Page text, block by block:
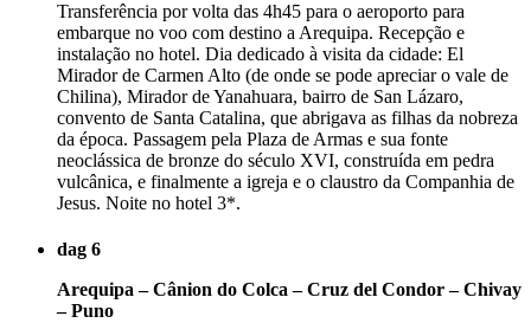
Transferência por volta das 4h45 para o aeroporto para
embarque no voo com destino a Arequipa. Recepção e
instalação no hotel. Dia dedicado à visita da cidade: El
Mirador de Carmen Alto (de onde se pode apreciar o vale de
Chilina), Mirador de Yanahuara, bairro de San Lázaro,
convento de Santa Catalina, que abrigava as filhas da nobreza
da época. Passagem pela Plaza de Armas e sua fonte
neoclássica de bronze do século XVI, construída em pedra
vulcânica, e finalmente a igreja e o claustro da Companhia de
Jesus. Noite no hotel 3*.
dag 6
Arequipa – Cânion do Colca – Cruz del Condor – Chivay
– Puno